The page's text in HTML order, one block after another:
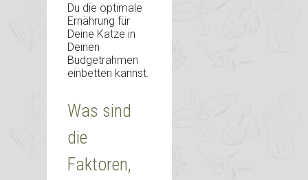
Du die optimale
Ernährung für
Deine Katze in
Deinen
Budgetrahmen
einbetten kannst.
Was sind
die
Faktoren,